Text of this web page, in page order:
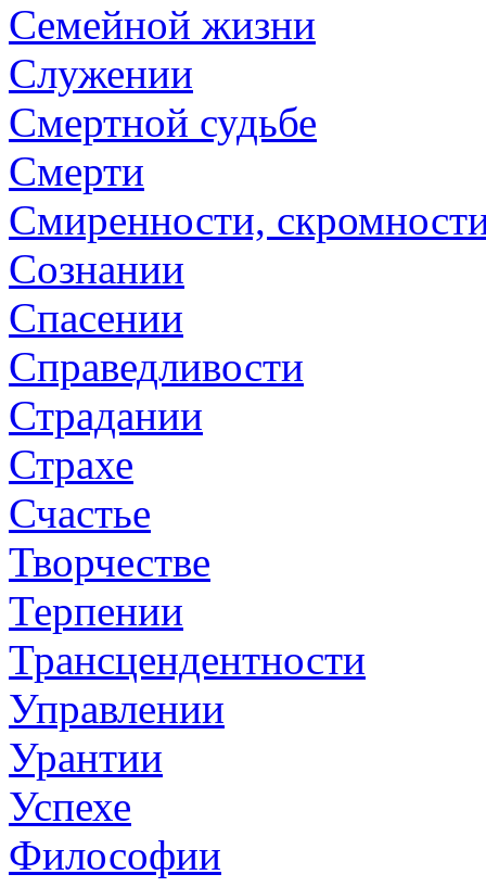
Семейной жизни
Служении
Смертной судьбе
Смерти
Смиренности,
Сознании
Спасении
Справедливости
Страдании
Страхе
Счастье
Творчестве
Терпении
Трансцендентности
Управлении
Урантии
Успехе
Философии